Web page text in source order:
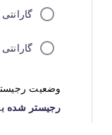
گارانتی 18 ماهه کاوش تیم
گارانتی 18 ماهه مهر
وضعیت
رجیستر شده